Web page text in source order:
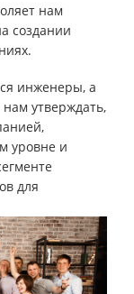
нам
создании
инженеры, а
нам утверждать,
уровне и
для